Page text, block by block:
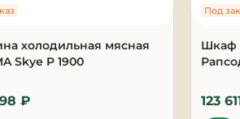
холодильная мясная
Skye P 1900
₽
Шкаф
Под
123